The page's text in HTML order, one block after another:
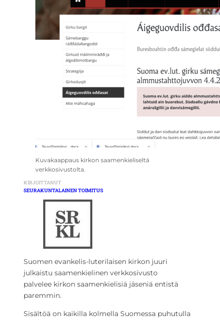
Kuvakaappaus kirkon saamenkieliseltä
verkkosivustolta.
KIRJOITTANUT
SEURAKUNTALAINEN TOIMITUS
Suomen evankelis-luterilaisen kirkon juuri
julkaistu saamenkielinen verkkosivusto
palvelee kirkon saamenkielisiä jäseniä entistä
paremmin.
Sisältöä on kaikilla kolmella Suomessa puhutulla